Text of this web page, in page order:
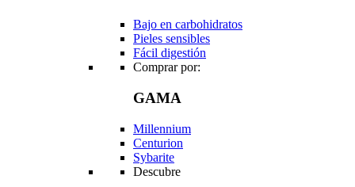
Bajo en carbohidratos
Pieles sensibles
Fácil digestión
Comprar por:
GAMA
Millennium
Centurion
Sybarite
Descubre